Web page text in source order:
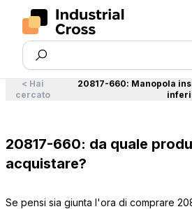
< Hai
cercato
20817-660: Manopola
20817-660: da quale
acquistare?
Se pensi sia giunta l'ora di comprare